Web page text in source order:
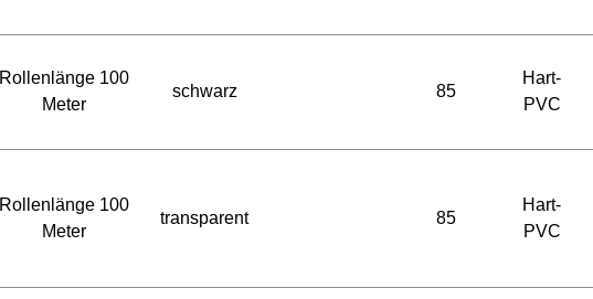
Rollenlänge 100
Meter
schwarz 85
Hart-
PVC
Rollenlänge 100
Meter
transparent 85
Hart-
PVC